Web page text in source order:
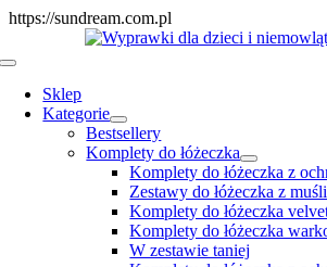
https://sundream.com.pl
to
Toggle
Navigation
Sklep
Kategorie
Bestsellery
Komplety do łóżeczka
Komplety do łóżeczka z
Zestawy do łóżeczka z
Komplety do łóżeczka
Komplety do łóżeczka
W zestawie taniej